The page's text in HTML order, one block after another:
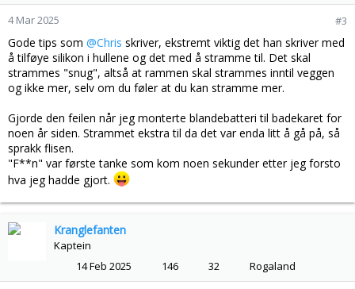
n
e
r
:
4 Mar 2025 #3
Gode tips som @Chris skriver, ekstremt viktig det han skriver med
å tilføye silikon i hullene og det med å stramme til. Det skal
strammes "snug", altså at rammen skal strammes inntil veggen
og ikke mer, selv om du føler at du kan stramme mer.
Gjorde den feilen når jeg monterte blandebatteri til badekaret for
noen år siden. Strammet ekstra til da det var enda litt å gå på, så
sprakk flisen.
"F**n" var første tanke som kom noen sekunder etter jeg forsto
hva jeg hadde gjort.
Kranglefanten
Kaptein
14 Feb 2025
146 32 Rogaland